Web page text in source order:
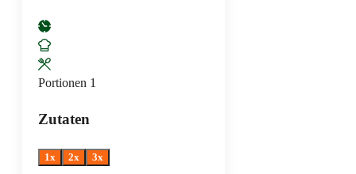
Portionen 1
Zutaten
1x 2x 3x